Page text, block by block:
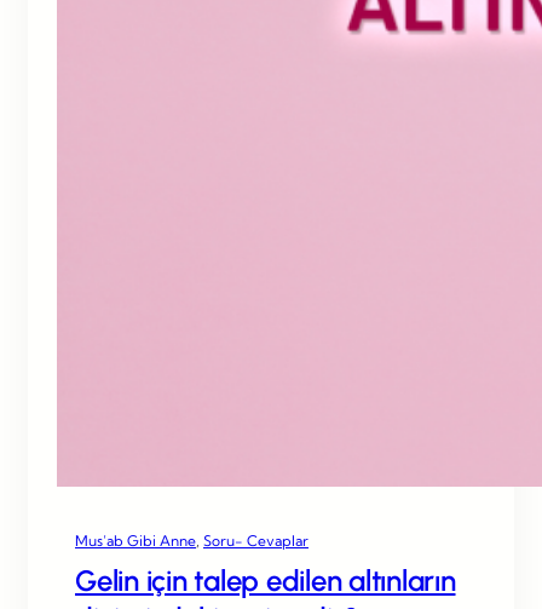
Mus’ab Gibi Anne Soru- Cevaplar
Gelin için talep edilen altınların